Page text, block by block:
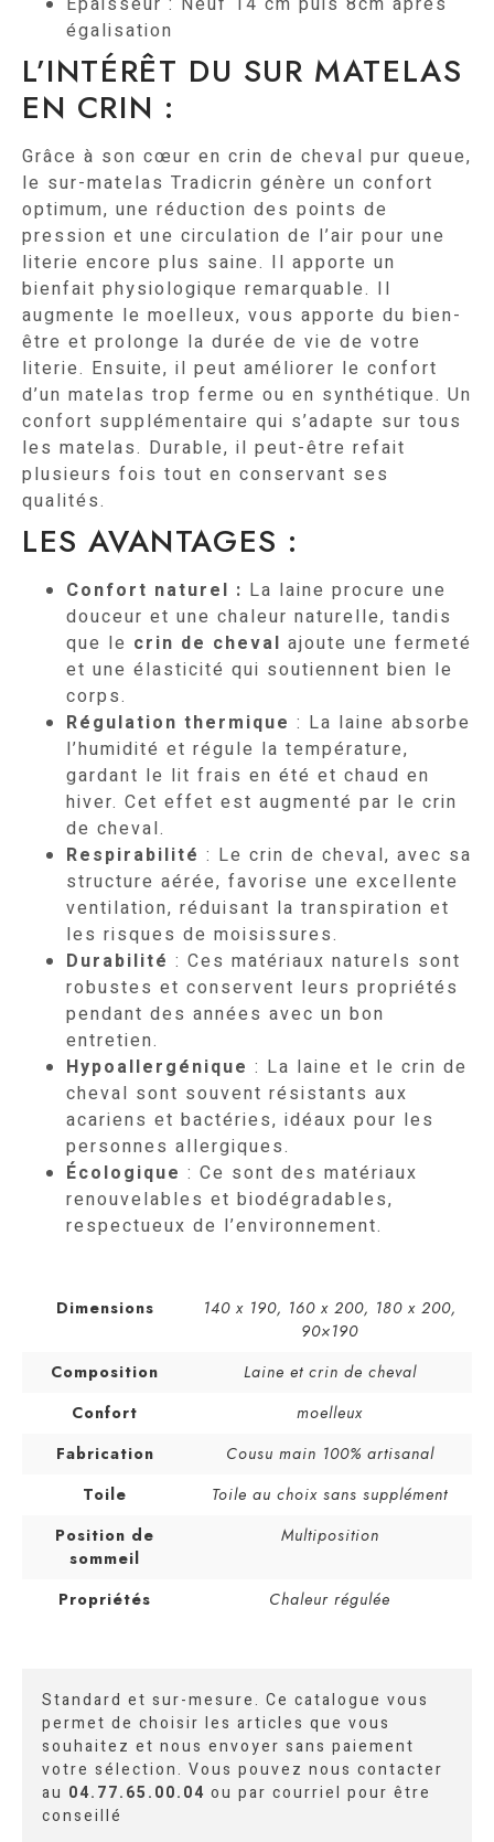
égalisation
L’INTÉRÊT DU SUR MATELAS
EN CRIN :
Grâce à son cœur en crin de cheval pur queue,
le sur-matelas Tradicrin génère un confort
optimum, une réduction des points de
pression et une circulation de l’air pour une
literie encore plus saine. Il apporte un
bienfait physiologique remarquable. Il
augmente le moelleux, vous apporte du bien-
être et prolonge la durée de vie de votre
literie. Ensuite, il peut améliorer le confort
d’un matelas trop ferme ou en synthétique. Un
confort supplémentaire qui s’adapte sur tous
les matelas. Durable, il peut-être refait
plusieurs fois tout en conservant ses
qualités.
LES AVANTAGES :
Confort naturel : La laine procure une
douceur et une chaleur naturelle, tandis
que le crin de cheval ajoute une fermeté
et une élasticité qui soutiennent bien le
corps.
Régulation thermique : La laine absorbe
l’humidité et régule la température,
gardant le lit frais en été et chaud en
hiver. Cet effet est augmenté par le crin
de cheval.
Respirabilité : Le crin de cheval, avec sa
structure aérée, favorise une excellente
ventilation, réduisant la transpiration et
les risques de moisissures.
Durabilité : Ces matériaux naturels sont
robustes et conservent leurs propriétés
pendant des années avec un bon
entretien.
Hypoallergénique : La laine et le crin de
cheval sont souvent résistants aux
acariens et bactéries, idéaux pour les
personnes allergiques.
Écologique : Ce sont des matériaux
renouvelables et biodégradables,
respectueux de l’environnement.
Dimensions 140 x 190, 160 x 200, 180 x 200,
90×190
Composition
Laine et crin de cheval
Confort
moelleux
Fabrication
Cousu main 100% artisanal
Toile
Toile au choix sans supplément
Position de
sommeil
Multiposition
Propriétés Chaleur régulée
Standard et sur-mesure. Ce catalogue vous
permet de choisir les articles que vous
souhaitez et nous envoyer sans paiement
votre sélection. Vous pouvez nous contacter
au 04.77.65.00.04 ou par courriel pour être
conseillé